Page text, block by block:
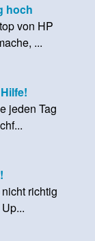
hoch
von HP
...
jeden Tag
richtig